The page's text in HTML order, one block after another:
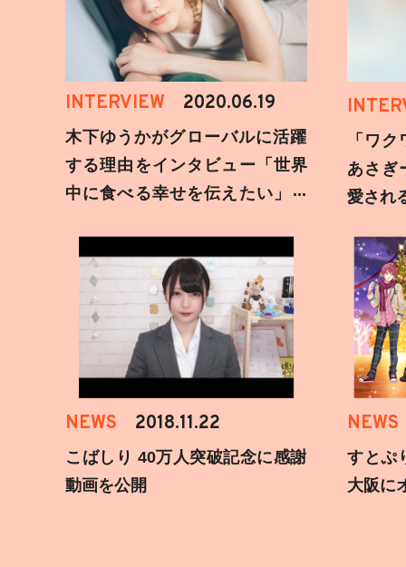
INTERVIEW 2020.06.19
木下ゆうかがグローバルに活躍
する理由をインタビュー「世界
中に食べる幸せを伝えたい」新
「ワ
あさぎ
愛され
NEWS 2018.11.22
こばしり 40万人突破記念に感謝
動画を公開
NEWS
すとぷ
大阪に